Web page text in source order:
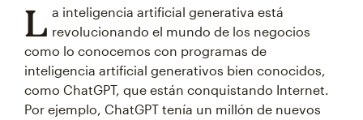
L a inteligencia artificial generativa está
revolucionando el mundo de los negocios
como lo conocemos con programas de
inteligencia artificial generativos bien conocidos,
como ChatGPT, que están conquistando Internet.
Por ejemplo, ChatGPT tenía un millón de nuevos